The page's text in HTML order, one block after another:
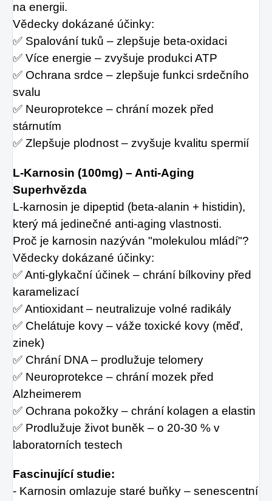
na energii.
Vědecky dokázané účinky:
✅ Spalování tuků – zlepšuje beta-oxidaci
✅ Více energie – zvyšuje produkci ATP
✅ Ochrana srdce – zlepšuje funkci srdečního
svalu
✅ Neuroprotekce – chrání mozek před
stárnutím
✅ Zlepšuje plodnost – zvyšuje kvalitu spermií
L-Karnosin (100mg) – Anti-Aging
Superhvězda
L-karnosin je dipeptid (beta-alanin + histidin),
který má jedinečné anti-aging vlastnosti.
Proč je karnosin nazýván "molekulou mládí"?
Vědecky dokázané účinky:
✅ Anti-glykační účinek – chrání bílkoviny před
karamelizací
✅ Antioxidant – neutralizuje volné radikály
✅ Chelátuje kovy – váže toxické kovy (měď,
zinek)
✅ Chrání DNA – prodlužuje telomery
✅ Neuroprotekce – chrání mozek před
Alzheimerem
✅ Ochrana pokožky – chrání kolagen a elastin
✅ Prodlužuje život buněk – o 20-30 % v
laboratorních testech
Fascinující studie:
- Karnosin omlazuje staré buňky – senescentní